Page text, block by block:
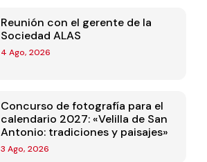
Reunión con el gerente de la
Sociedad ALAS
4 Ago, 2026
Concurso de fotografía para el
calendario 2027: «Velilla de San
Antonio: tradiciones y paisajes»
3 Ago, 2026